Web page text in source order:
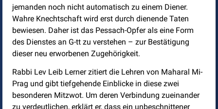
jemanden noch nicht automatisch zu einem Diener.
Wahre Knechtschaft wird erst durch dienende Taten
bewiesen. Daher ist das Pessach-Opfer als eine Form
des Dienstes an G-tt zu verstehen – zur Bestätigung
dieser neu erworbenen Zugehörigkeit.
Rabbi Lev Leib Lerner zitiert die Lehren von Maharal Mi-
Prag und gibt tiefgehende Einblicke in diese zwei
besonderen Mitzwot. Um deren Verbindung zueinander
zu verdeutlichen, erklärt er, dass ein unbeschnittener